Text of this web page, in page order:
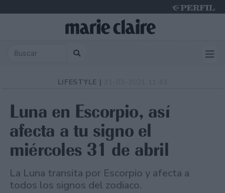
LIFESTYLE |
Luna en Escorpio, así
afecta a tu signo el
miércoles 31 de abril
La Luna transita por Escorpio y afecta a
todos los signos del zodiaco.